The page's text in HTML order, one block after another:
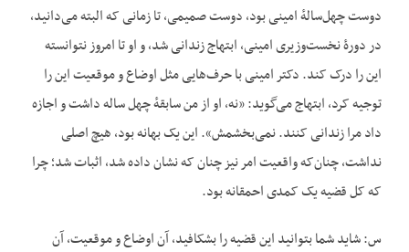
دوست چهل‌سالهٔ امینی بود، دوست صمیمی، تا زمانی که البته می‌دانید،
در دورهٔ نخست‌وزیری امینی، ابتهاج زندانی شد، و او تا امروز نتوانسته
این را درک کند. دکتر امینی با حرف‌هایی مثل اوضاع و موقعیت این را
توجیه کرد، ابتهاج می‌گوید: «نه، او از من سابقهٔ چهل ساله داشت و اجازه
داد مرا زندانی کنند. نمی‌بخشمش». این یک بهانه بود، هیچ اصلی
نداشت، چنان‌که واقعیت امر نیز چنان که نشان داده شد، اثبات شد؛ چرا
که کل قضیه یک کمدی احمقانه بود.
س: شاید شما بتوانید این قضیه را بشکافید، آن اوضاع و موقعیت، آن